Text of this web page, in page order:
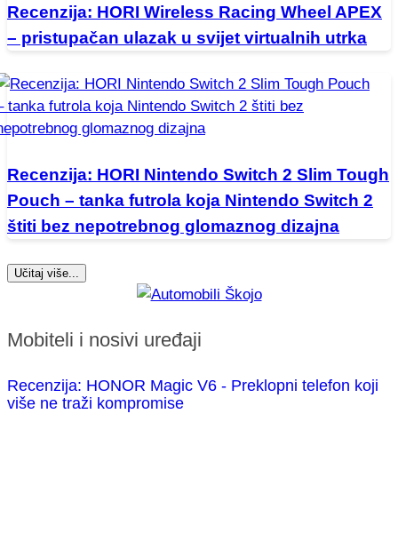
Recenzija: HORI Wireless Racing Wheel APEX
– pristupačan ulazak u svijet virtualnih utrka
Recenzija: HORI Nintendo Switch 2 Slim Tough
Pouch – tanka futrola koja Nintendo Switch 2
štiti bez nepotrebnog glomaznog dizajna
Učitaj više...
Mobiteli i nosivi uređaji
Recenzija: HONOR Magic V6 - Preklopni telefon koji
više ne traži kompromise